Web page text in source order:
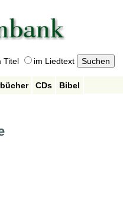
Titel im Liedtext
CDs
Bibel